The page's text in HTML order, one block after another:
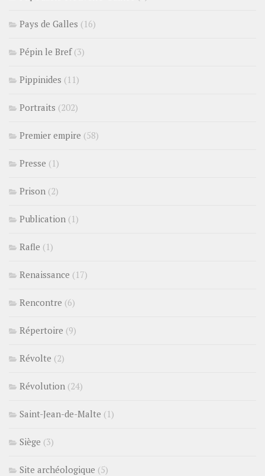
Pays de Galles (16)
Pépin le Bref(3)
Pippinides (11)
Portraits (202)
Premier empire (58)
Presse (1)
Prison (2)
Publication (1)
Rafle (1)
Renaissance (17)
Rencontre (6)
Répertoire (9)
Révolte (2)
Révolution (24)
Saint-Jean-de-Malte (1)
Siège (3)
Site archéologique (5)